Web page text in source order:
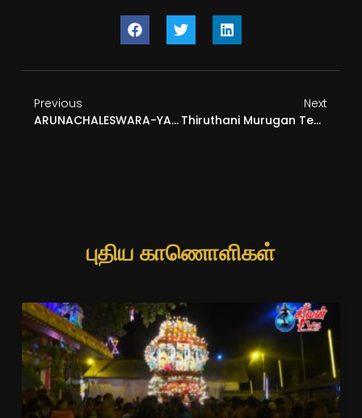
Previous
ARUNACHALESWARA-YATRA-1
Next
Thiruthani Murugan Temple
புதிய காணொளிகள்